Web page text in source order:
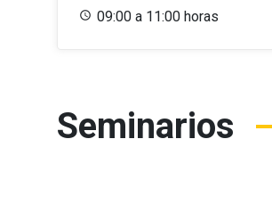
09:00 a 11:00 horas
Seminarios